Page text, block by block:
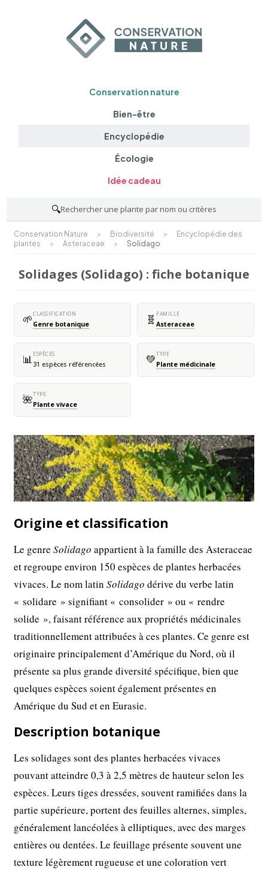
Conservation nature
Bien-être
Encyclopédie
Écologie
Idée cadeau
🔍Rechercher une plante par nom ou critères
Conservation Nature > Biodiversité >
Encyclopédie des
plantes
> Asteraceae > Solidago
Solidages (Solidago) : fiche botanique
🌱CLASSIFICATION
Genre botanique 🧬 FAMILLE
Asteraceae
📊ESPÈCES
31 espèces référencées 💚TYPE
Plante médicinale
🌺TYPE
Plante vivace
Origine et classification
Le genreSolidago appartient à la famille des Asteraceae
et regroupe environ 150 espèces de plantes herbacées
vivaces. Le nom latinSolidago dérive du verbe latin
« solidare » signifiant « consolider » ou « rendre
solide », faisant référence aux propriétés médicinales
traditionnellement attribuées à ces plantes. Ce genre est
originaire principalement d’Amérique du Nord, où il
présente sa plus grande diversité spécifique, bien que
quelques espèces soient également présentes en
Amérique du Sud et en Eurasie.
Description botanique
Les solidages sont des plantes herbacées vivaces
pouvant atteindre 0,3 à 2,5 mètres de hauteur selon les
espèces. Leurs tiges dressées, souvent ramifiées dans la
partie supérieure, portent des feuilles alternes, simples,
généralement lancéolées à elliptiques, avec des marges
entières ou dentées. Le feuillage présente souvent une
texture légèrement rugueuse et une coloration vert